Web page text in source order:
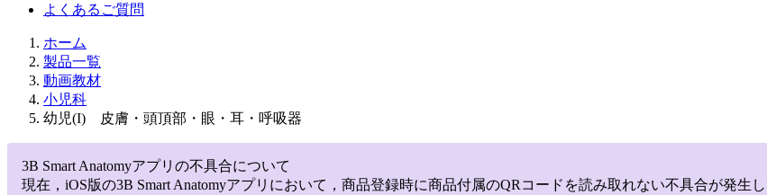
よくあるご質問
ホーム
製品一覧
動画教材
小児科
幼児(I) 皮膚・頭頂部・眼・耳・呼吸器
3B Smart Anatomyアプリの不具合について
現在，iOS版の3B Smart Anatomyアプリにおいて，商品登録時に商品付属のQRコードを読み取れない不具合が発